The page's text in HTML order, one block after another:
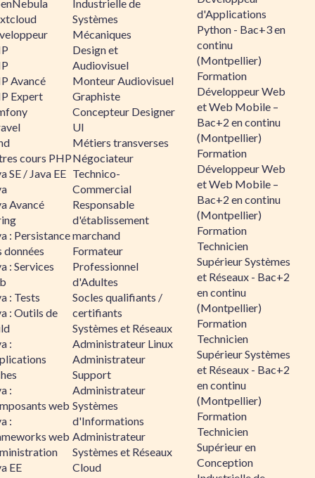
Avancé
Expert
cours PHP
SE / Java EE
Avancé
: Persistance
données
: Services
: Tests
: Outils de
:
:
web
:
web
EE
Industrielle de
Systèmes
Mécaniques
Design et
Audiovisuel
Monteur Audiovisuel
Graphiste
Concepteur Designer
UI
Métiers transverses
Négociateur
Technico-
Commercial
Responsable
d'établissement
marchand
Formateur
Professionnel
d'Adultes
Socles qualifiants /
certifiants
Systèmes et Réseaux
Administrateur Linux
Administrateur
Support
Administrateur
Systèmes
d'Informations
Administrateur
Systèmes et Réseaux
Cloud
d'Applications
Python - Bac+3 en
continu
(Montpellier)
Formation
Développeur Web
et Web Mobile –
Bac+2 en continu
(Montpellier)
Formation
Développeur Web
et Web Mobile –
Bac+2 en continu
(Montpellier)
Formation
Technicien
Supérieur Systèmes
et Réseaux - Bac+2
en continu
(Montpellier)
Formation
Technicien
Supérieur Systèmes
et Réseaux - Bac+2
en continu
(Montpellier)
Formation
Technicien
Supérieur en
Conception